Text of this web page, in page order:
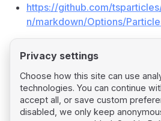
https://github.com/
n/markdown/Options/
PagerPrevious page
Particles Rotate
Privacy settings
Choose how this site can use
technologies. You can continue
accept all, or save custom
disabled, we only keep